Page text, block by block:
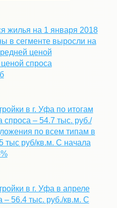
жилья на 1 января 2018
в сегменте выросли на
ценой
спроса
в г. Уфа по итогам
– 54.7 тыс. руб./
по всем типам в
тыс руб/кв.м. С начала
в г. Уфа в апреле
– 56.4 тыс. руб./кв.м. С